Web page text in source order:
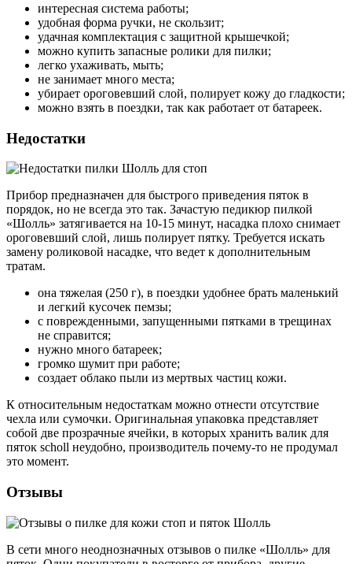
интересная система работы;
удобная форма ручки, не скользит;
удачная комплектация с защитной крышечкой;
можно купить запасные ролики для пилки;
легко ухаживать, мыть;
не занимает много места;
убирает ороговевший слой, полирует кожу до гладкости;
можно взять в поездки, так как работает от батареек.
Недостатки
Прибор предназначен для быстрого приведения пяток в
порядок, но не всегда это так. Зачастую педикюр пилкой
«Шолль» затягивается на 10-15 минут, насадка плохо снимает
ороговевший слой, лишь полирует пятку. Требуется искать
замену роликовой насадке, что ведет к дополнительным
тратам.
она тяжелая (250 г), в поездки удобнее брать маленький
и легкий кусочек пемзы;
с поврежденными, запущенными пятками в трещинах
не справится;
нужно много батареек;
громко шумит при работе;
создает облако пыли из мертвых частиц кожи.
К относительным недостаткам можно отнести отсутствие
чехла или сумочки. Оригинальная упаковка представляет
собой две прозрачные ячейки, в которых хранить валик для
пяток scholl неудобно, производитель почему-то не продумал
это момент.
Отзывы
В сети много неоднозначных отзывов о пилке «Шолль» для